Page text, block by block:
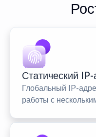
Статический
Глобальный IP-
работы с